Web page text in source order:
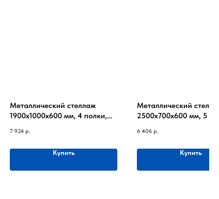
Металлический стеллаж
1900х1000х600 мм, 4 полки,
7 924 р.
Купить
Металлический
2500х700х600 мм, 5
6 406 р.
Купить